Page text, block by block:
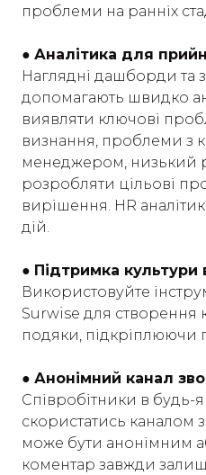
проблеми на ранніх
● Аналітика для
Наглядні дашборди та
допомагають швидко
виявляти ключові
визнання, проблеми з
менеджером, низький
розробляти цільові
вирішення. HR
дій.
● Підтримка культури
Використовуйте
Surwise для створення
подяки, підкріплюючи
● Анонімний канал
Співробітники в будь-
скористатись каналом
може бути анонімним
коментар завжди